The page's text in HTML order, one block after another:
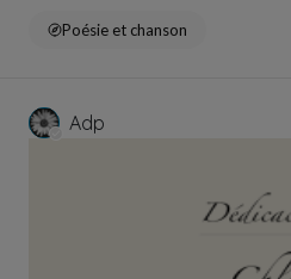
Poésie et chanson
Adp